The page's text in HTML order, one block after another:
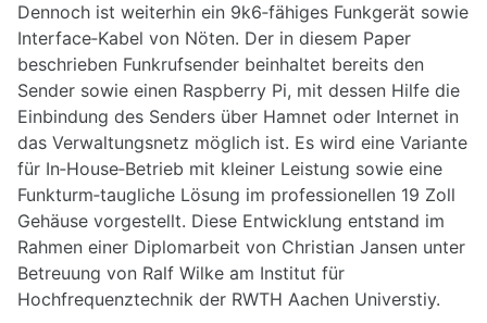
Dennoch ist weiterhin ein 9k6‐fähiges Funkgerät sowie
Interface‐Kabel von Nöten. Der in diesem Paper
beschrieben Funkrufsender beinhaltet bereits den
Sender sowie einen Raspberry Pi, mit dessen Hilfe die
Einbindung des Senders über Hamnet oder Internet in
das Verwaltungsnetz möglich ist. Es wird eine Variante
für In‐House‐Betrieb mit kleiner Leistung sowie eine
Funkturm‐taugliche Lösung im professionellen 19 Zoll
Gehäuse vorgestellt. Diese Entwicklung entstand im
Rahmen einer Diplomarbeit von Christian Jansen unter
Betreuung von Ralf Wilke am Institut für
Hochfrequenztechnik der RWTH Aachen Universtiy.